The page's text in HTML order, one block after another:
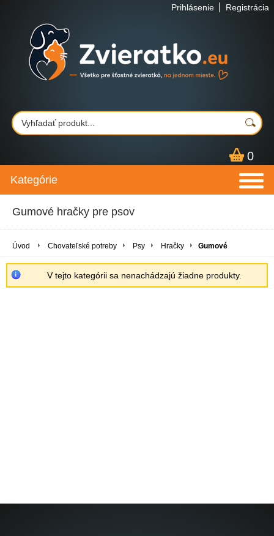
Prihlásenie Registrácia
0
Kategórie
Gumové hračky pre psov
Úvod Chovateľské potreby Psy Hračky Gumové
V tejto kategórii sa nenachádzajú žiadne produkty.